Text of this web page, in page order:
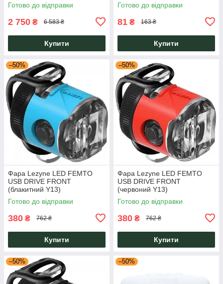
Готово до відправки
2 750 ₴ 6 583 ₴
Купити
Готово до відправки
81 ₴ 163 ₴
Купити
–50%
Фара Lezyne LED FEMTO
USB DRIVE FRONT
(блакитний Y13)
Готово до відправки
380 ₴ 762 ₴
Купити
–50%
Фара Lezyne LED FEMTO
USB DRIVE FRONT
(червоний Y13)
Готово до відправки
380 ₴ 762 ₴
Купити
–50% –50%